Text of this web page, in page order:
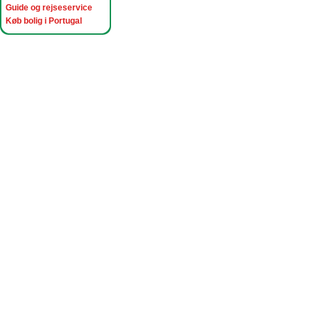
Guide og rejseservice
Køb bolig i Portugal